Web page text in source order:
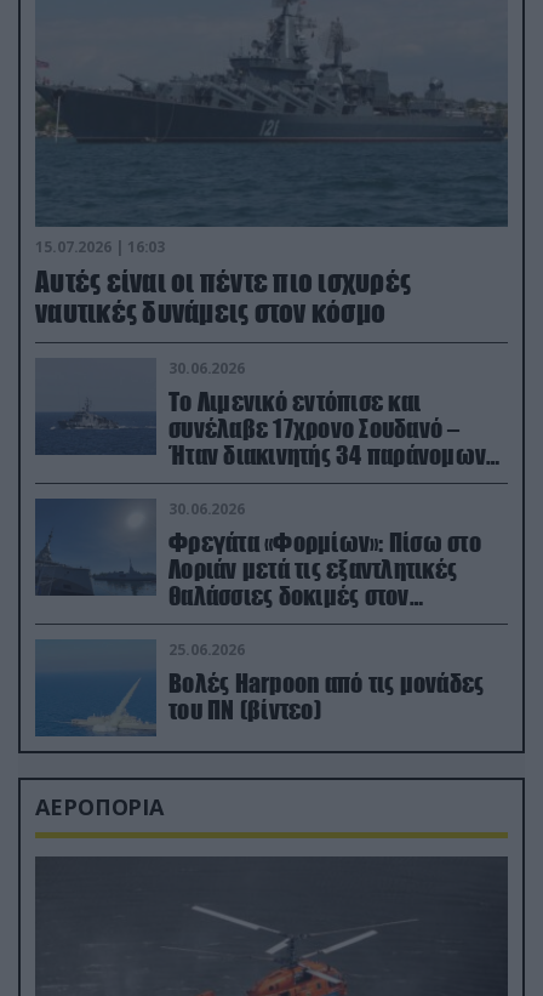
15.07.2026 | 16:03
Aυτές είναι οι πέντε πιο ισχυρές
ναυτικές δυνάμεις στον κόσμο
30.06.2026
Το Λιμενικό εντόπισε και
συνέλαβε 17χρονο Σουδανό –
Ήταν διακινητής 34 παράνομων
μεταναστών
30.06.2026
Φρεγάτα «Φορμίων»: Πίσω στο
Λοριάν μετά τις εξαντλητικές
θαλάσσιες δοκιμές στον
απαιτητικό Βισκαϊκό
25.06.2026
Βολές Harpoon από τις μονάδες
του ΠΝ (βίντεο)
ΑΕΡΟΠΟΡΙΑ